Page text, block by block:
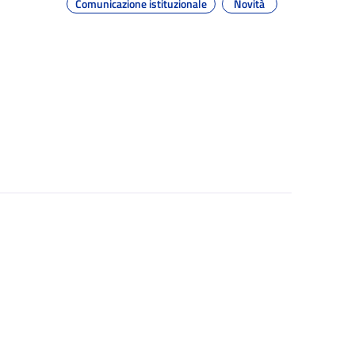
Comunicazione istituzionale Novità